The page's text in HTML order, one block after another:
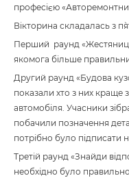
професією
Вікторина складалась з
Перший раунд
якомога більше
Другий раунд «Будова
показали хто з них краще
автомобіля. Учасники
побачили позначення
потрібно було підписати
Третій раунд «Знайди
необхідно було